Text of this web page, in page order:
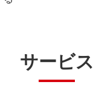
サービス